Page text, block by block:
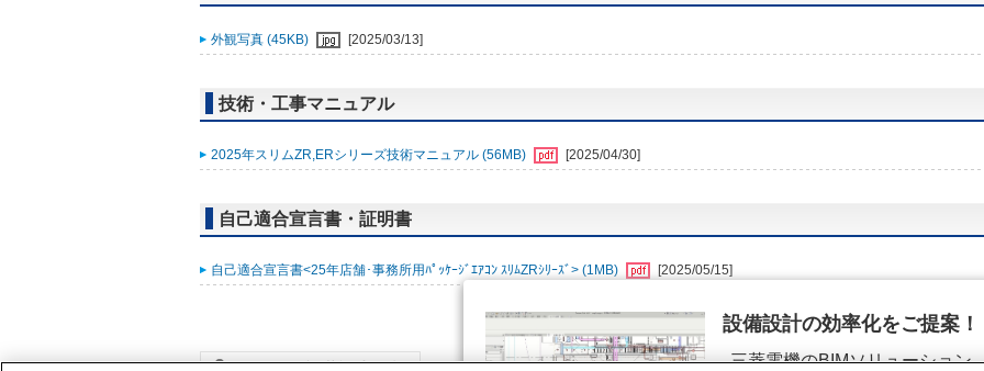
外観写真 (45KB) [2025/03/13]
技術・工事マニュアル
2025年スリムZR,ERシリーズ技術マニュアル (56MB) [2025/04/30]
自己適合宣言書・証明書
自己適合宣言書<25年店舗･事務所用ﾊﾟｯｹｰｼﾞｴｱｺﾝ ｽﾘﾑZRｼﾘｰｽﾞ> (1MB) [2025/05/15]
設備設計の効率化をご提案！
三菱電機のBIMソリューション